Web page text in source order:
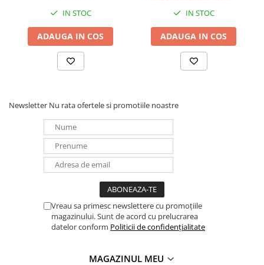
Panouri portabile
Racire/Incalzire
Statii energie portabile
Intrerupatoare si prize
Dulapuri pentru cablare
Tablouri electrice
Lumina (Becuri si Lanterne)
Laptop & PC accesorii, baterii,
cabluri USB, prelungitoare USB
Cablu de date si Adaptoare
IN STOC
ADAUGA IN COS
IN STOC
ADAUGA IN COS
Newsletter Nu rata ofertele si promotiile noastre
Vreau sa primesc newslettere cu promoțiile
magazinului. Sunt de acord cu prelucrarea
datelor conform Politicii de confidențialitate
MAGAZINUL MEU